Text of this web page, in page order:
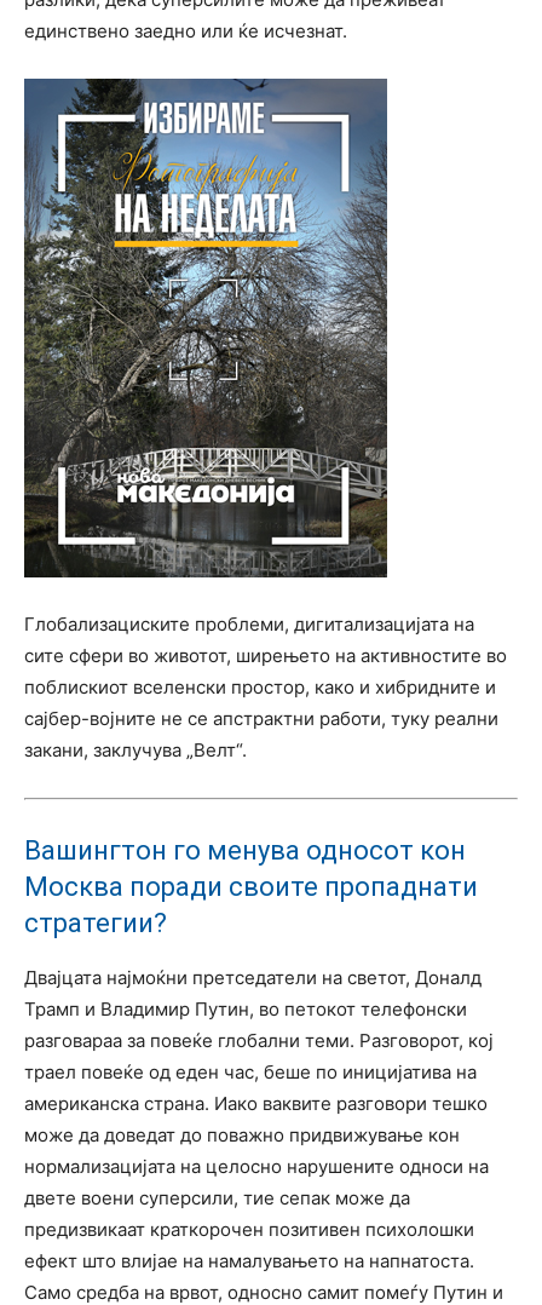
единствено заедно или ќе исчезнат.
Глобализациските проблеми, дигитализацијата на
сите сфери во животот, ширењето на активностите во
поблискиот вселенски простор, како и хибридните и
сајбер-војните не се апстрактни работи, туку реални
закани, заклучува „Велт“.
Вашингтон го менува односот кон
Москва поради своите пропаднати
стратегии?
Двајцата најмоќни претседатели на светот, Доналд
Трамп и Владимир Путин, во петокот телефонски
разговараа за повеќе глобални теми. Разговорот, кој
траел повеќе од еден час, беше по иницијатива на
американска страна. Иако ваквите разговори тешко
може да доведат до поважно придвижување кон
нормализацијата на целосно нарушените односи на
двете воени суперсили, тие сепак може да
предизвикаат краткорочен позитивен психолошки
ефект што влијае на намалувањето на напнатоста.
Само средба на врвот, односно самит помеѓу Путин и